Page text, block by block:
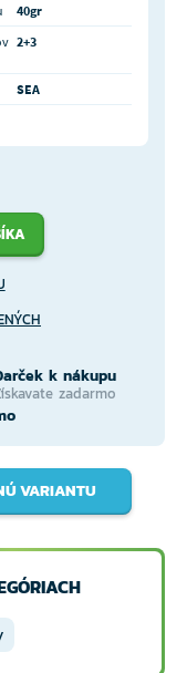
40gr
2+3
SEA
k nákupu
zadarmo
VARIANTU